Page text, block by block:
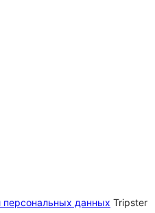
персональных данных Tripster